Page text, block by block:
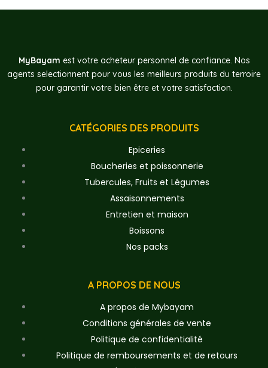
MyBayam est votre acheteur personnel de confiance. Nos
agents selectionnent pour vous les meilleurs produits du terroire
pour garantir votre bien être et votre satisfaction.
CATÉGORIES DES PRODUITS
Epiceries
Boucheries et poissonnerie
Tubercules, Fruits et Légumes
Assaisonnements
Entretien et maison
Boissons
Nos packs
A PROPOS DE NOUS
A propos de Mybayam
Conditions générales de vente
Politique de confidentialité
Politique de remboursements et de retours